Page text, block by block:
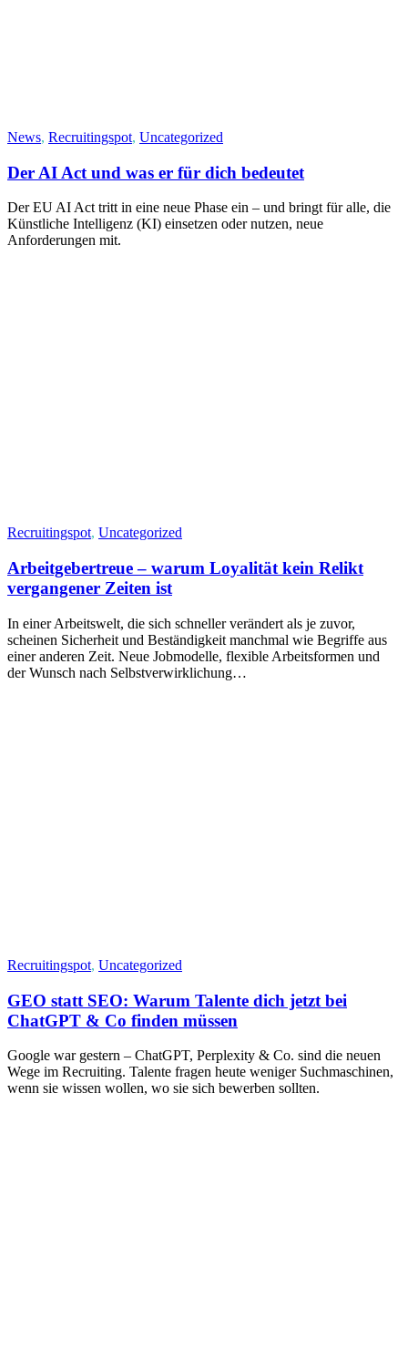
News, Recruitingspot, Uncategorized
Der AI Act und was er für dich bedeutet
Der EU AI Act tritt in eine neue Phase ein – und bringt für alle, die
Künstliche Intelligenz (KI) einsetzen oder nutzen, neue
Anforderungen mit.
Recruitingspot, Uncategorized
Arbeitgebertreue – warum Loyalität kein Relikt
vergangener Zeiten ist
In einer Arbeitswelt, die sich schneller verändert als je zuvor,
scheinen Sicherheit und Beständigkeit manchmal wie Begriffe aus
einer anderen Zeit. Neue Jobmodelle, flexible Arbeitsformen und
der Wunsch nach Selbstverwirklichung…
Recruitingspot, Uncategorized
GEO statt SEO: Warum Talente dich jetzt bei
ChatGPT & Co finden müssen
Google war gestern – ChatGPT, Perplexity & Co. sind die neuen
Wege im Recruiting. Talente fragen heute weniger Suchmaschinen,
wenn sie wissen wollen, wo sie sich bewerben sollten.